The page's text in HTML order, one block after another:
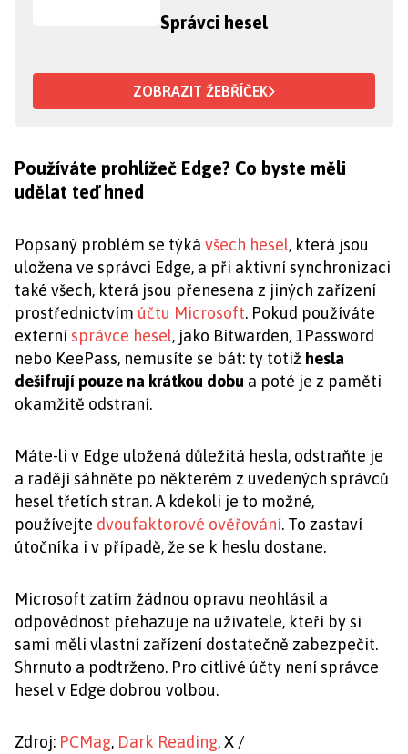
Správci hesel
ZOBRAZIT ŽEBŘÍČEK
Používáte prohlížeč Edge? Co byste měli
udělat teď hned
Popsaný problém se týká všech hesel, která jsou
uložena ve správci Edge, a při aktivní synchronizaci
také všech, která jsou přenesena z jiných zařízení
prostřednictvím účtu Microsoft. Pokud používáte
externí správce hesel, jako Bitwarden, 1Password
nebo KeePass, nemusíte se bát: ty totiž hesla
dešifrují pouze na krátkou dobu a poté je z paměti
okamžitě odstraní.
Máte-li v Edge uložená důležitá hesla, odstraňte je
a raději sáhněte po některém z uvedených správců
hesel třetích stran. A kdekoli je to možné,
používejte dvoufaktorové ověřování. To zastaví
útočníka i v případě, že se k heslu dostane.
Microsoft zatím žádnou opravu neohlásil a
odpovědnost přehazuje na uživatele, kteří by si
sami měli vlastní zařízení dostatečně zabezpečit.
Shrnuto a podtrženo. Pro citlivé účty není správce
hesel v Edge dobrou volbou.
Zdroj: PCMag, Dark Reading, X /